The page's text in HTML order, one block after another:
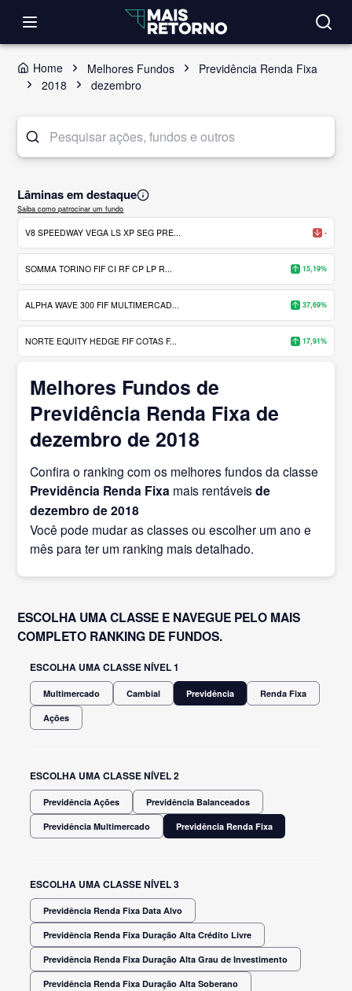
Home Melhores Fundos
Previdência Renda Fixa
2018
dezembro
Lâminas em destaque
Saiba como patrocinar um fundo
V8 SPEEDWAY VEGA LS XP SEG PRE... -
SOMMA TORINO FIF CI RF CP LP R... 15,19%
ALPHA WAVE 300 FIF MULTIMERCAD... 37,69%
NORTE EQUITY HEDGE FIF COTAS F... 17,91%
Melhores Fundos de
Previdência Renda Fixa de
dezembro de 2018
Confira o ranking com os melhores fundos da classe
Previdência Renda Fixa mais rentáveisde
dezembro de 2018
Você pode mudar as classes ou escolher um ano e
mês para ter um ranking mais detalhado.
ESCOLHA UMA CLASSE E NAVEGUE PELO MAIS
COMPLETO RANKING DE FUNDOS.
ESCOLHA UMA CLASSE NÍVEL 1
Multimercado Cambial Previdência Renda Fixa
Ações
ESCOLHA UMA CLASSE NÍVEL 2
Previdência Ações Previdência Balanceados
Previdência Multimercado Previdência Renda Fixa
ESCOLHA UMA CLASSE NÍVEL 3
Previdência Renda Fixa Data Alvo
Previdência Renda Fixa Duração Alta Crédito Livre
Previdência Renda Fixa Duração Alta Grau de Investimento
Previdência Renda Fixa Duração Alta Soberano